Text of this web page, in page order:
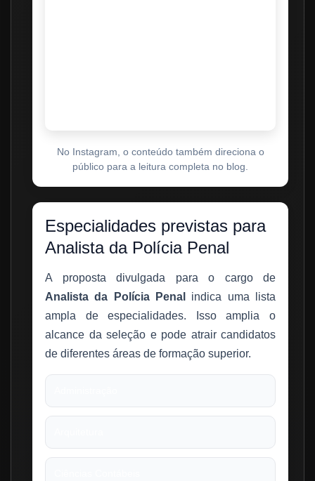
No Instagram, o conteúdo também direciona o
público para a leitura completa no blog.
Especialidades previstas para
Analista da Polícia Penal
A proposta divulgada para o cargo de
Analista da Polícia Penal
indica uma lista
ampla de especialidades. Isso amplia o
alcance da seleção e pode atrair candidatos
de diferentes áreas de formação superior.